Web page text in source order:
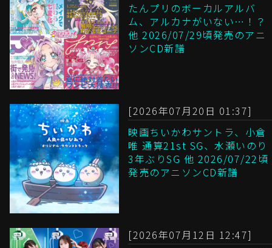
たんプリのボーカルアルバ
ム、アルカナがいない…！？
他 2026/07/29頃発売のアニ
ソンCD新譜
[2026年07月20日 01:37]
映画ちいかわサントラ、小倉
唯 通算21st SG、水瀬いのり
3年ぶりSG 他 2026/07/22頃
発売のアニソンCD新譜
[2026年07月12日 12:47]